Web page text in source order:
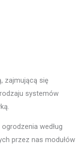
zajmującą się
systemów
według
przez nas modułów